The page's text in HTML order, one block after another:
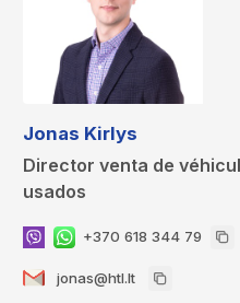
Jonas Kirlys
Director venta de
usados
+370 618 344 79
jonas@htl.lt